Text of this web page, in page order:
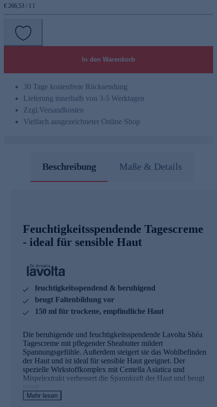
€ 266,53 / 1 l
In den Warenkorb
30 Tage kostenfreie Rücksendung
Lieferung innerhalb von 3-5 Werktagen
Zzgl.Versandkosten
Vielfach ausgezeichneter Online Shop
Beschreibung Maße & Details
Feuchtigkeitsspendende Tagescreme
- ideal für sensible Haut
feuchtigkeitsspendend & beruhigend
beugt Faltenbildung vor
150 ml für trockene, empfindliche Haut
Die beruhigende und feuchtigkeitsspendende Lavolta Shéa
Tagescreme mit pflegender Sheabutter mildert
Spannungsgefühle. Außerdem steigert sie das Wohlbefinden
der Haut und ist ideal für sensible Haut geeignet. Der
spezielle Wirkstoffkomplex mit Centella Asiatica und
Mispelextrakt verbessert die Spannkraft der Haut und beugt
Faltenbildung vor. [*in-vivo Studie zum Wirkstoff, 28 Tage,
Mehr lesen